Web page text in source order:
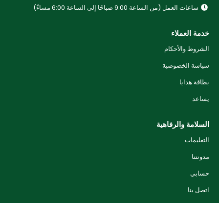
ساعات العمل (من الساعة 9:00 صباحًا إلى الساعة 6:00 مساءً)
خدمة العملاء
الشروط والأحكام
سياسة الخصوصية
بطاقة هدايا
يساعد
السلامة والرفاهية
التعليمات
مدونتنا
حسابي
اتصل بنا